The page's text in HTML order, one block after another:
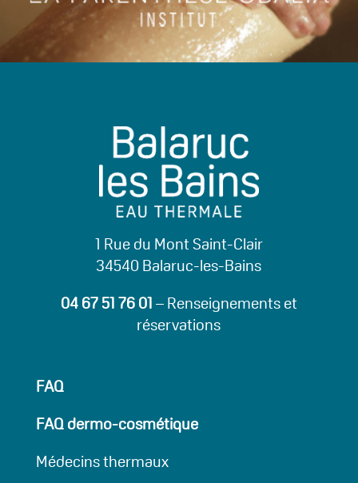
1 Rue du Mont Saint-Clair
34540 Balaruc-les-Bains
04 67 51 76 01– Renseignements et
réservations
FAQ
FAQ dermo-cosmétique
Médecins thermaux